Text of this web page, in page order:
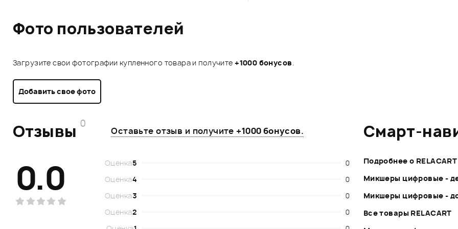
Фото пользователей
Загрузите свои фотографии купленного товара и получите+1000 бонусов.
Добавить свое фото
Отзывы 0
Оставьте отзыв и получите +1000 бонусов.
0.0 Оценка5
0
Оценка4
0
Оценка3
0
Оценка2
0
Смарт-
Подробнее о RELACART
Микшеры цифровые -
Микшеры цифровые -
Все товары RELACART